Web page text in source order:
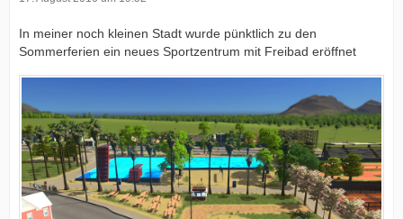
In meiner noch kleinen Stadt wurde pünktlich zu den
Sommerferien ein neues Sportzentrum mit Freibad eröffnet